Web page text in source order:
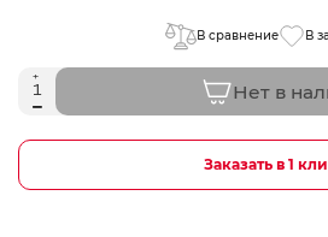
В сравнение В
Нет в
Заказать в 1